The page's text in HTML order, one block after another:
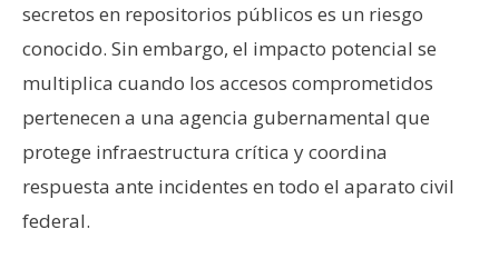
secretos en repositorios públicos es un riesgo
conocido. Sin embargo, el impacto potencial se
multiplica cuando los accesos comprometidos
pertenecen a una agencia gubernamental que
protege infraestructura crítica y coordina
respuesta ante incidentes en todo el aparato civil
federal.